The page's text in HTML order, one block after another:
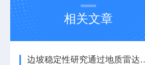
相关文章
边坡稳定性研究